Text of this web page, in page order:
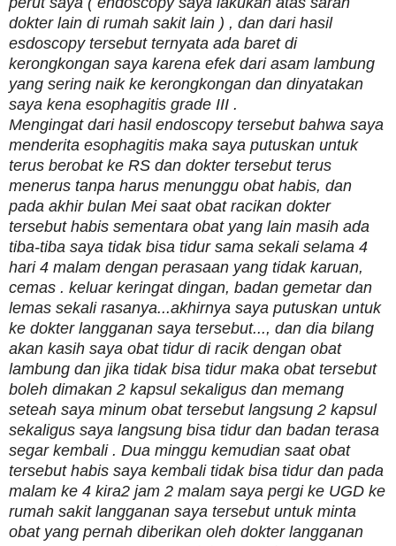
dokter lain di rumah sakit lain ) , dan dari hasil
esdoscopy tersebut ternyata ada baret di
kerongkongan saya karena efek dari asam lambung
yang sering naik ke kerongkongan dan dinyatakan
saya kena esophagitis grade III .
Mengingat dari hasil endoscopy tersebut bahwa saya
menderita esophagitis maka saya putuskan untuk
terus berobat ke RS dan dokter tersebut terus
menerus tanpa harus menunggu obat habis, dan
pada akhir bulan Mei saat obat racikan dokter
tersebut habis sementara obat yang lain masih ada
tiba-tiba saya tidak bisa tidur sama sekali selama 4
hari 4 malam dengan perasaan yang tidak karuan,
cemas . keluar keringat dingan, badan gemetar dan
lemas sekali rasanya...akhirnya saya putuskan untuk
ke dokter langganan saya tersebut..., dan dia bilang
akan kasih saya obat tidur di racik dengan obat
lambung dan jika tidak bisa tidur maka obat tersebut
boleh dimakan 2 kapsul sekaligus dan memang
seteah saya minum obat tersebut langsung 2 kapsul
sekaligus saya langsung bisa tidur dan badan terasa
segar kembali . Dua minggu kemudian saat obat
tersebut habis saya kembali tidak bisa tidur dan pada
malam ke 4 kira2 jam 2 malam saya pergi ke UGD ke
rumah sakit langganan saya tersebut untuk minta
obat yang pernah diberikan oleh dokter langganan